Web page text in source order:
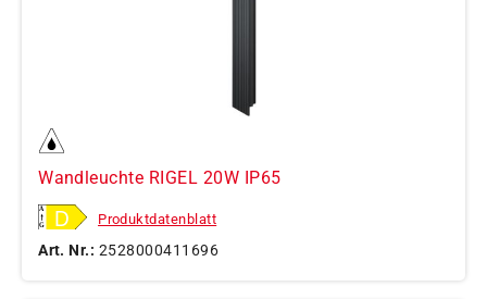
Wandleuchte RIGEL 20W IP65
Produktdatenblatt
Art. Nr.: 2528000411696